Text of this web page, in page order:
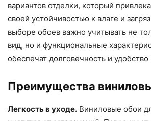
вариантов отделки, который
своей устойчивостью к влаге и
выборе обоев важно учитывать не
вид, но и функциональные
обеспечат долговечность и удобство
Преимущества
Легкость в уходе. Виниловые обои